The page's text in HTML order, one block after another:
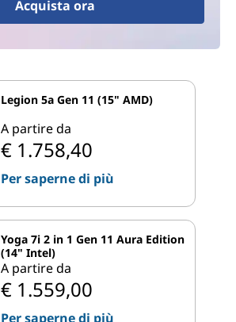
Acquista ora
Legion 5a Gen 11 (15" AMD)
A partire da
€ 1.758,40
Per saperne di più
Yoga 7i 2 in 1 Gen 11 Aura Edition
(14" Intel)
A partire da
€ 1.559,00
Per saperne di più